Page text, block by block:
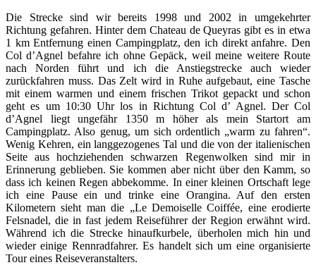
Die Strecke sind wir bereits 1998 und 2002 in umgekehrter
Richtung gefahren. Hinter dem Chateau de Queyras gibt es in etwa
1 km Entfernung einen Campingplatz, den ich direkt anfahre. Den
Col d’Agnel befahre ich ohne Gepäck, weil meine weitere Route
nach Norden führt und ich die Anstiegstrecke auch wieder
zurückfahren muss. Das Zelt wird in Ruhe aufgebaut, eine Tasche
mit einem warmen und einem frischen Trikot gepackt und schon
geht es um 10:30 Uhr los in Richtung Col d’ Agnel. Der Col
d’Agnel liegt ungefähr 1350 m höher als mein Startort am
Campingplatz. Also genug, um sich ordentlich „warm zu fahren“.
Wenig Kehren, ein langgezogenes Tal und die von der italienischen
Seite aus hochziehenden schwarzen Regenwolken sind mir in
Erinnerung geblieben. Sie kommen aber nicht über den Kamm, so
dass ich keinen Regen abbekomme. In einer kleinen Ortschaft lege
ich eine Pause ein und trinke eine Orangina. Auf den ersten
Kilometern sieht man die „Le Demoiselle Coiffée, eine erodierte
Felsnadel, die in fast jedem Reiseführer der Region erwähnt wird.
Während ich die Strecke hinaufkurbele, überholen mich hin und
wieder einige Rennradfahrer. Es handelt sich um eine organisierte
Tour eines Reiseveranstalters.